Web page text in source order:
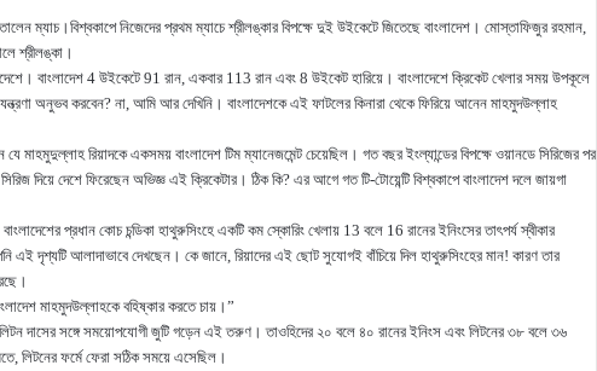
ম্যাচ।বিশ্বকাপে নিজেদের প্রথম ম্যাচে শ্রীলঙ্কার বিপক্ষে দুই উইকেটে জিতেছে বাংলাদেশ। মোস্তাফিজুর রহমান,
শ্রীলঙ্কা।
বাংলাদেশ 4 উইকেটে 91 রান, একবার 113 রান এবং 8 উইকেট হারিয়ে। বাংলাদেশে ক্রিকেট খেলার সময় উপকূলে
অনুভব করবেন? না, আমি আর দেখিনি। বাংলাদেশকে এই ফাটলের কিনারা থেকে ফিরিয়ে আনেন মাহমুদউল্লাহ
মাহমুদুল্লাহ রিয়াদকে একসময় বাংলাদেশ টিম ম্যানেজমেন্ট চেয়েছিল। গত বছর ইংল্যান্ডের বিপক্ষে ওয়ানডে সিরিজের পর
দিয়ে দেশে ফিরেছেন অভিজ্ঞ এই ক্রিকেটার। ঠিক কি? এর আগে গত টি-টোয়েন্টি বিশ্বকাপে বাংলাদেশ দলে জায়গা
প্রধান কোচ চন্ডিকা হাথুরুসিংহে একটি কম স্কোরিং খেলায় 13 বলে 16 রানের ইনিংসের তাৎপর্য স্বীকার
এই দৃশ্যটি আলাদাভাবে দেখছেন। কে জানে, রিয়াদের এই ছোট সুযোগই বাঁচিয়ে দিল হাথুরুসিংহের মান! কারণ তার
মাহমুদউল্লাহকে বহিষ্কার করতে চায়।”
দাসের সঙ্গে সময়োপযোগী জুটি গড়েন এই তরুণ। তাওহিদের ২০ বলে ৪০ রানের ইনিংস এবং লিটনের ৩৮ বলে ৩৬
লিটনের ফর্মে ফেরা সঠিক সময়ে এসেছিল।